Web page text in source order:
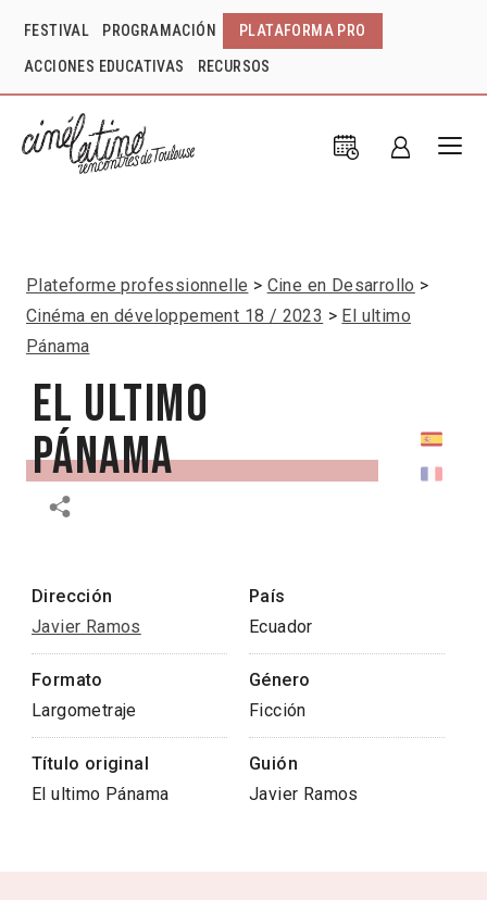
FESTIVAL PROGRAMACIÓN PLATAFORMA PRO
ACCIONES EDUCATIVAS RECURSOS
Plateforme professionnelle
Cine en Desarrollo
Cinéma en développement 18 / 2023
El ultimo
Pánama
El ultimo
Pánama
Dirección
Javier Ramos
País
Ecuador
Formato
Largometraje
Género
Ficción
Título original
El ultimo Pánama
Guión
Javier Ramos